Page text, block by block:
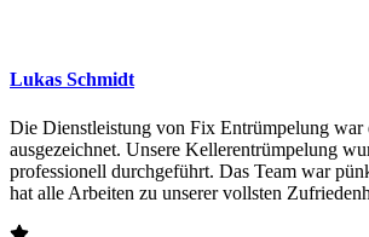
Lukas Schmidt
Die Dienstleistung von Fix Entrümpelung war
ausgezeichnet. Unsere Kellerentrümpelung
professionell durchgeführt. Das Team war
hat alle Arbeiten zu unserer vollsten